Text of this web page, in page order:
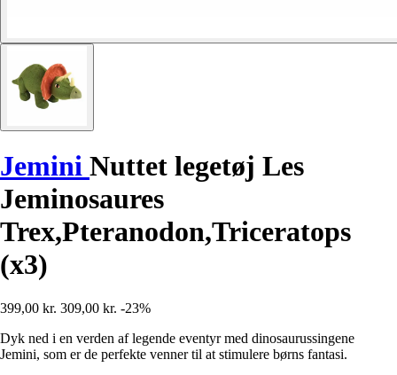
Jemini Nuttet legetøj Les
Jeminosaures
Trex,Pteranodon,Triceratops
(x3)
399,00 kr. 309,00 kr. -23%
Dyk ned i en verden af legende eventyr med dinosaurussingene
Jemini, som er de perfekte venner til at stimulere børns fantasi.